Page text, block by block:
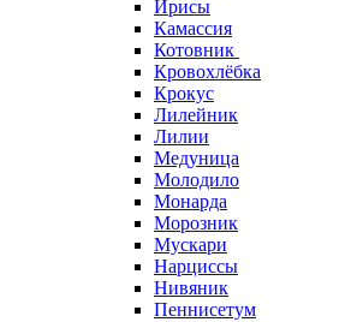
Ирисы
Камассия
Котовник
Кровохлёбка
Крокус
Лилейник
Лилии
Медуница
Молодило
Монарда
Морозник
Мускари
Нарциссы
Нивяник
Пеннисетум